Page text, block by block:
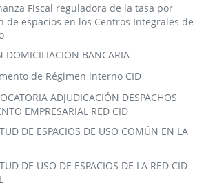
Fiscal reguladora de la tasa por
de espacios en los Centros Integrales de
DOMICILIACIÓN BANCARIA
de Régimen interno CID
ADJUDICACIÓN DESPACHOS
EMPRESARIAL RED CID
DE ESPACIOS DE USO COMÚN EN LA
DE USO DE ESPACIOS DE LA RED CID